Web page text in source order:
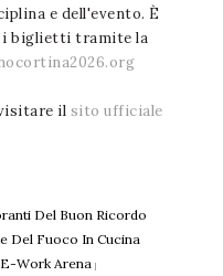
e dell'evento. È
i biglietti tramite la
il sito ufficiale
Del Buon Ricordo
Del Fuoco In Cucina
E-Work Arena |